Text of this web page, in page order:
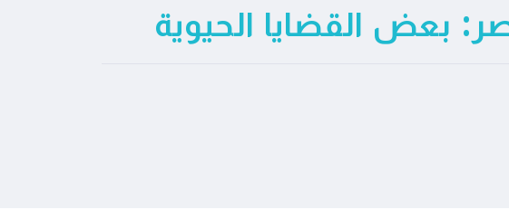
بعض القضايا الحيوية